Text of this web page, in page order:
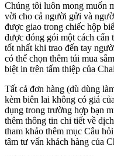
Chúng tôi luôn mong muốn
vời cho cả người gửi và
được giao trong chiếc hộp
được đóng gói một cách cẩn
tốt nhất khi trao đến tay
có thể chọn thêm túi mua
biệt in trên tấm thiệp của
Tất cả đơn hàng (dù dùng
kèm biên lai không có giá
dụng trong trường hợp bạn
thêm thông tin chi tiết về
tham khảo thêm mục Câu
tâm tư vấn khách hàng của